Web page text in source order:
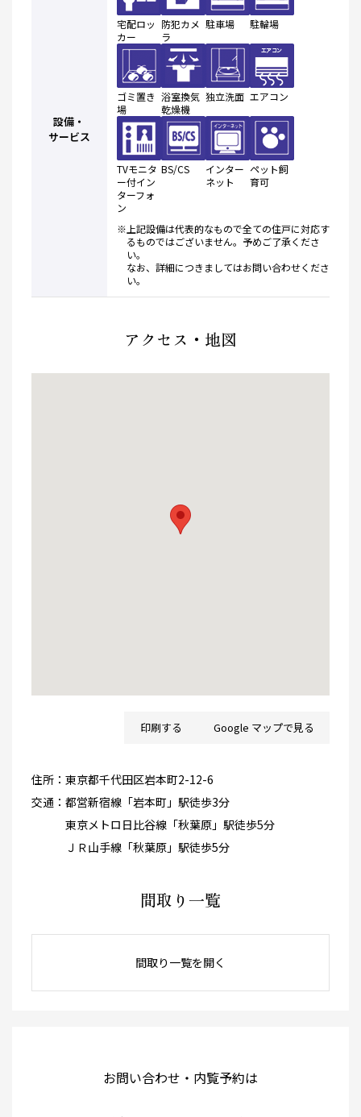
設備・
サービス
宅配ロッ
カー
防犯カメ
ラ
駐車場 駐輪場
ゴミ置き
場
浴室換気
乾燥機
独立洗面 エアコン
TVモニタ
ー付イン
ターフォ
ン
BS/CS
インター
ネット
ペット飼
育可
※上記設備は代表的なもので全ての住戸に対応す
るものではございません。予めご了承くださ
い。
なお、詳細につきましてはお問い合わせくださ
い。
アクセス・地図
住所： 東京都千代田区岩本町2-12-6
交通： 都営新宿線「岩本町」駅徒歩3分
東京メトロ日比谷線「秋葉原」駅徒歩5分
ＪＲ山手線「秋葉原」駅徒歩5分
印刷する Google マップで見る
間取り一覧
間取り一覧を開く
お問い合わせ・内覧予約は